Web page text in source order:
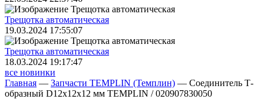
Трещoтка автоматическая
19.03.2024 17:55:07
Трещoтка автоматическая
18.03.2024 19:17:47
все новинки
Главная — Запчасти TEMPLIN (Темплин) — Соединитель Т-
образный D12x12x12 мм TEMPLIN / 020907830050